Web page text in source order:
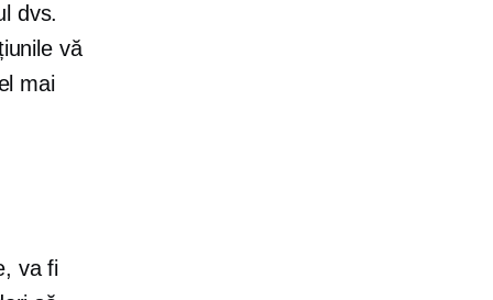
dvs.
vă
mai
va fi